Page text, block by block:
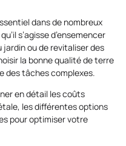
dans de nombreux
s’agisse d’ensemencer
jardin ou de revitaliser des
la bonne qualité de terre
des tâches complexes.
en détail les coûts
les différentes options
pour optimiser votre